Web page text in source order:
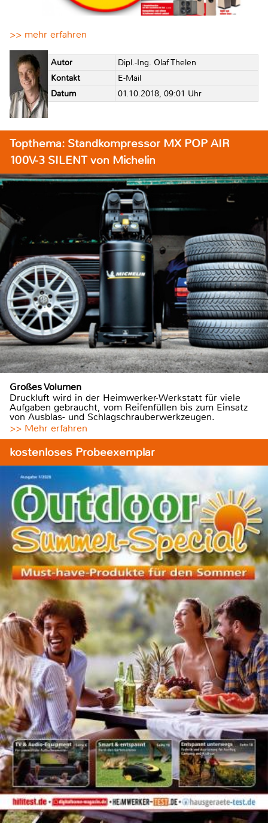
>> mehr erfahren
Autor
Dipl.-Ing. Olaf Thelen
Kontakt
E-Mail
Datum
01.10.2018, 09:01 Uhr
Topthema: Standkompressor MX POP AIR
100V-3 SILENT von Michelin
Großes Volumen
Druckluft wird in der Heimwerker-Werkstatt für viele
Aufgaben gebraucht, vom Reifenfüllen bis zum Einsatz
von Ausblas- und Schlagschrauberwerkzeugen.
>> Mehr erfahren
kostenloses Probeexemplar